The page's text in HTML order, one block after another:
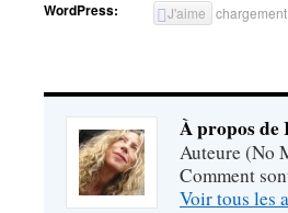
WordPress: J'aime
À propos de
Auteure (No
Comment
Voir tous les